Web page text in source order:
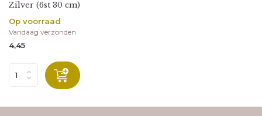
Zilver (6st 30 cm)
Op voorraad
Vandaag verzonden
4,45